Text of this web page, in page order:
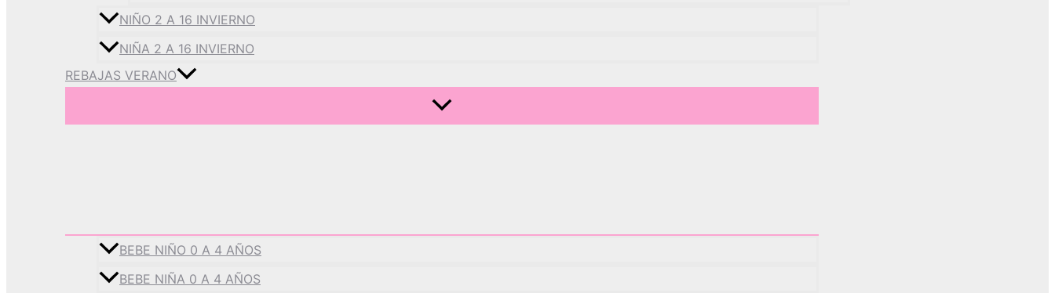
NIÑO 2 A 16 INVIERNO
NIÑA 2 A 16 INVIERNO
REBAJAS VERANO
BEBE NIÑO 0 A 4 AÑOS
BEBE NIÑA 0 A 4 AÑOS